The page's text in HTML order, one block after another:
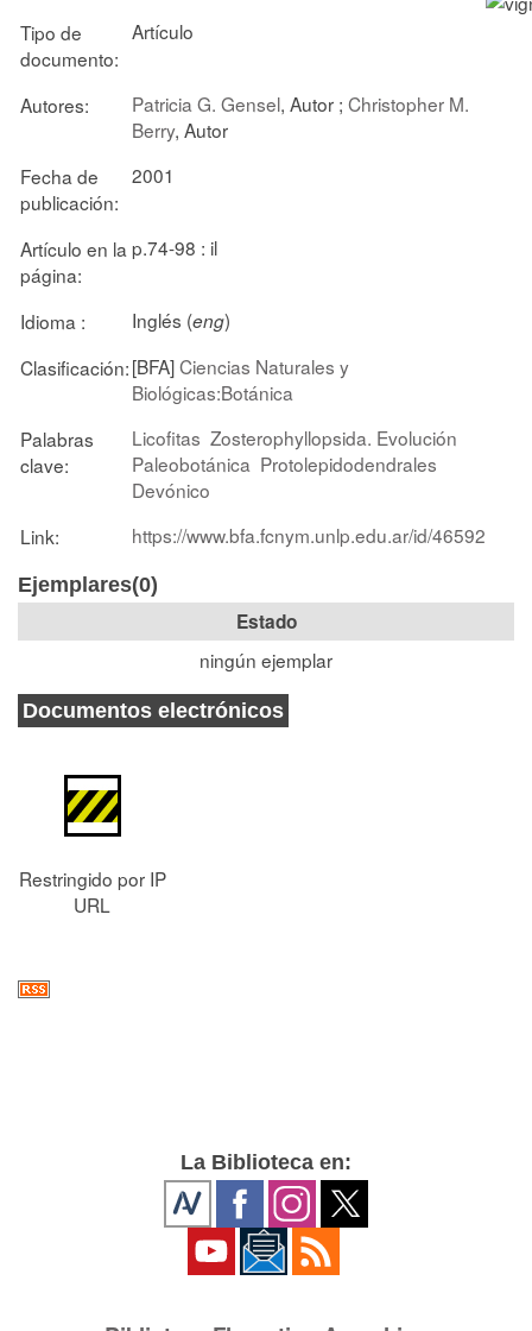
Tipo de
documento:
Artículo
Autores: Patricia G. Gensel, Autor ; Christopher M.
Berry, Autor
Fecha de
publicación:
2001
Artículo en la
página:
p.74-98 : il
Idioma : Inglés (eng)
Clasificación:[BFA]Ciencias Naturales y
Biológicas:Botánica
Palabras
clave:
Licofitas Zosterophyllopsida. Evolución
Paleobotánica Protolepidodendrales
Devónico
Link:
https://www.bfa.fcnym.unlp.edu.ar/id/46592
Ejemplares(0)
Estado
ningún ejemplar
Documentos electrónicos
Restringido por IP
URL
La Biblioteca en: